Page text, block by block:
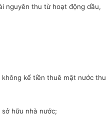
nguyên thu từ hoạt động dầu,
kể tiền thuê mặt nước thu
hữu nhà nước;